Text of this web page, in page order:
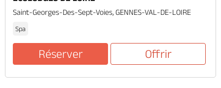
Saint-Georges-Des-Sept-Voies, GENNES-VAL-DE-LOIRE
Spa
Réserver Offrir